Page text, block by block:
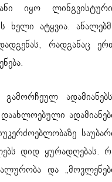
იყო
ატყვია.
რადგანაც
დიდ ყურადღებას.
და